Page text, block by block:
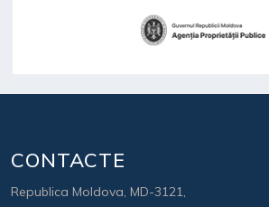
CONTACTE
Republica Moldova, MD-3121,